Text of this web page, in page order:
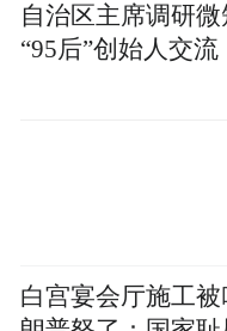
CCC认证证书是
上的二维码或登
自治区主席调研微
“95后”创始人交流
白宫宴会厅施工